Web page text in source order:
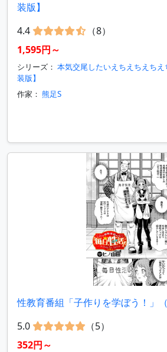
装版】
4.4
（8）
1,595円～
シリーズ： 本気交尾したいえちえちえち
装版】
作家： 熊足S
性教育番組「子作りを学ぼう！」（
5.0
（5）
352円～